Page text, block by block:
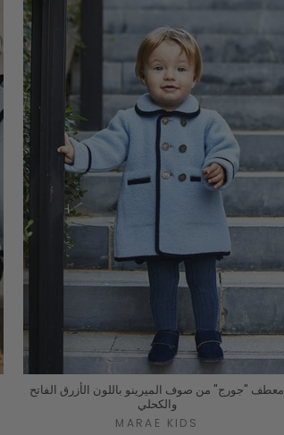
معطف "جورج" من صوف الميرينو باللون الأزرق الفاتح
والكحلي
MARAE KIDS